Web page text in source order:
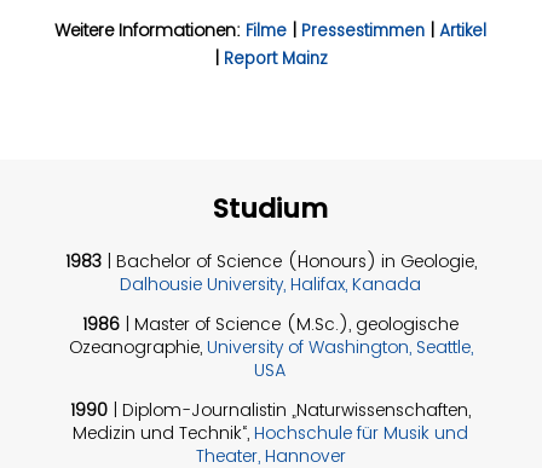
Weitere Informationen: Filme | Pressestimmen |Artikel
| Report Mainz
Studium
1983| Bachelor of Science (Honours) in Geologie,
Dalhousie University, Halifax, Kanada
1986 | Master of Science (M.Sc.), geologische
Ozeanographie, University of Washington, Seattle,
USA
1990 | Diplom-Journalistin „Naturwissenschaften,
Medizin und Technik“,Hochschule für Musik und
Theater, Hannover